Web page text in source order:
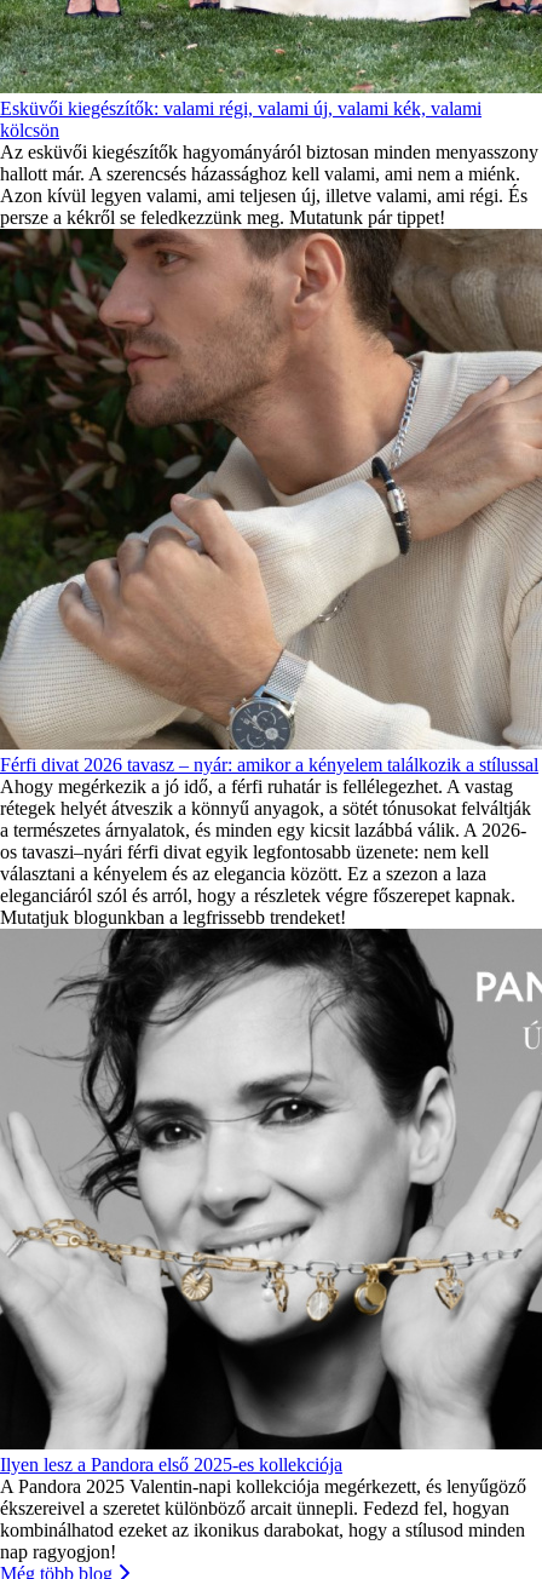
Esküvői kiegészítők: valami régi, valami új, valami kék, valami
kölcsön
Az esküvői kiegészítők hagyományáról biztosan minden menyasszony
hallott már. A szerencsés házassághoz kell valami, ami nem a miénk.
Azon kívül legyen valami, ami teljesen új, illetve valami, ami régi. És
persze a kékről se feledkezzünk meg. Mutatunk pár tippet!
Férfi divat 2026 tavasz – nyár: amikor a kényelem találkozik a stílussal
Ahogy megérkezik a jó idő, a férfi ruhatár is fellélegezhet. A vastag
rétegek helyét átveszik a könnyű anyagok, a sötét tónusokat felváltják
a természetes árnyalatok, és minden egy kicsit lazábbá válik. A 2026-
os tavaszi–nyári férfi divat egyik legfontosabb üzenete: nem kell
választani a kényelem és az elegancia között. Ez a szezon a laza
eleganciáról szól és arról, hogy a részletek végre főszerepet kapnak.
Mutatjuk blogunkban a legfrissebb trendeket!
Ilyen lesz a Pandora első 2025-es kollekciója
A Pandora 2025 Valentin-napi kollekciója megérkezett, és lenyűgöző
ékszereivel a szeretet különböző arcait ünnepli. Fedezd fel, hogyan
kombinálhatod ezeket az ikonikus darabokat, hogy a stílusod minden
nap ragyogjon!
Még több blog